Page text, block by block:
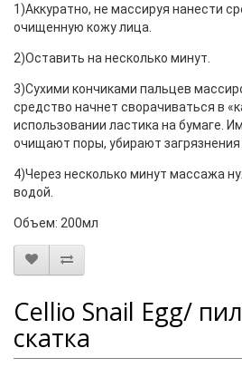
1)Аккуратно, не массируя нанести
очищенную кожу лица.
2)Оставить на несколько минут.
3)Сухими кончиками пальцев
средство начнет сворачиваться в
использовании ластика на бумаге.
очищают поры, убирают загрязнения
4)Через несколько минут массажа
водой.
Объем: 200мл
Cellio Snail Egg/
скатка